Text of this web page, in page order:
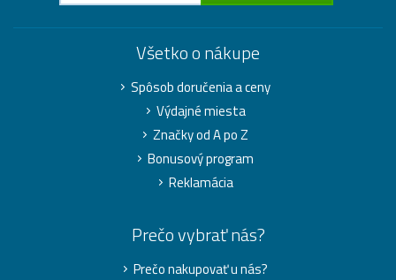
Všetko o nákupe
Spôsob doručenia a ceny
Výdajné miesta
Značky od A po Z
Bonusový program
Reklamácia
Prečo vybrať nás?
Prečo nakupovať u nás?